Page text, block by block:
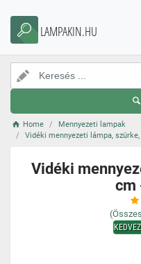
LAMPAKIN.HU
Home
Mennyezeti lampak
Vidéki mennyezeti lámpa,
Vidéki
cm